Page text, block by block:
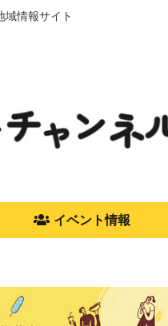
域情報サイト
イベント情報